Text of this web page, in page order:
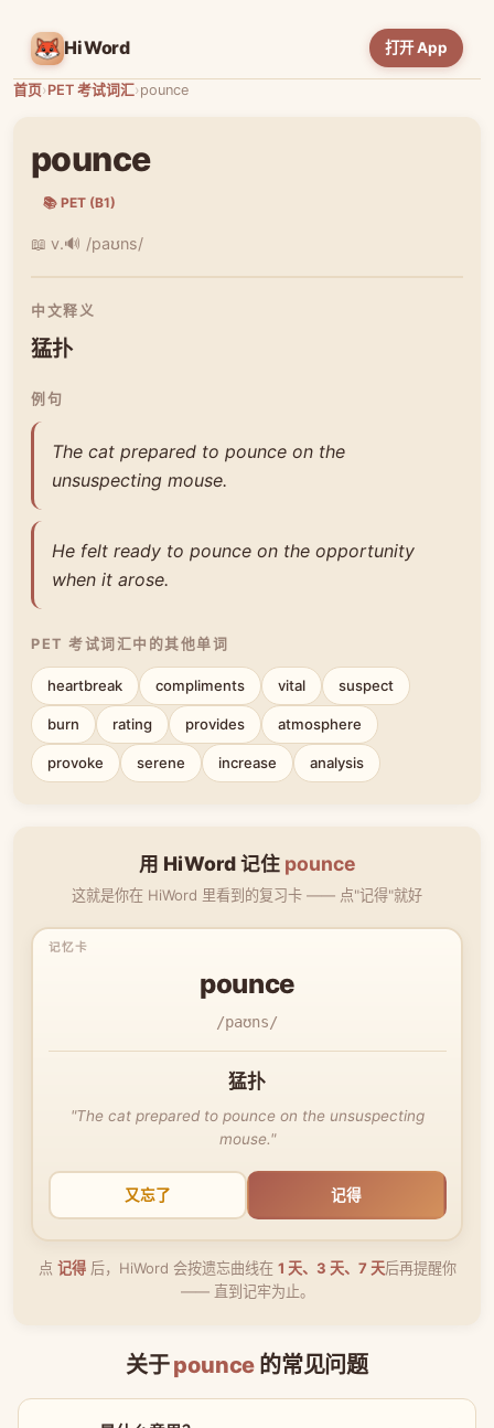
HiWord 打开 App
首页›PET 考试词汇›pounce
pounce
📚 PET (B1)
📖 v.🔊 /paʊns/
中文释义
猛扑
例句
The cat prepared to pounce on the
unsuspecting mouse.
He felt ready to pounce on the opportunity
when it arose.
PET 考试词汇中的其他单词
heartbreak compliments vital suspect
burn rating provides atmosphere
provoke serene increase analysis
用 HiWord 记住 pounce
这就是你在 HiWord 里看到的复习卡 —— 点"记得"就好
pounce
/paʊns/
猛扑
"The cat prepared to pounce on the unsuspecting
mouse."
又忘了 记得
点 记得后，HiWord 会按遗忘曲线在 1 天、3 天、7 天后再提醒你
—— 直到记牢为止。
关于pounce 的常见问题